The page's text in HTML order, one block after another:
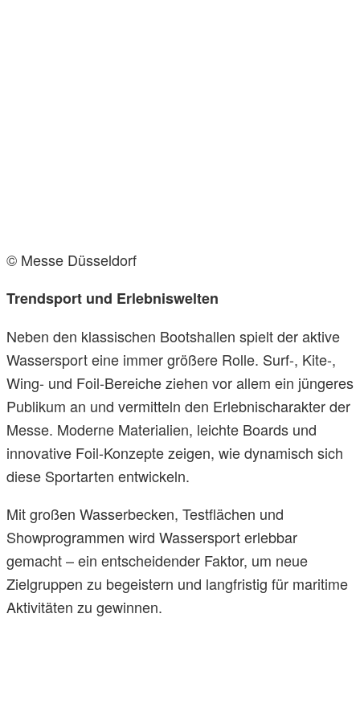
© Messe Düsseldorf
Trendsport und Erlebniswelten
Neben den klassischen Bootshallen spielt der aktive
Wassersport eine immer größere Rolle. Surf-, Kite-,
Wing- und Foil-Bereiche ziehen vor allem ein jüngeres
Publikum an und vermitteln den Erlebnischarakter der
Messe. Moderne Materialien, leichte Boards und
innovative Foil-Konzepte zeigen, wie dynamisch sich
diese Sportarten entwickeln.
Mit großen Wasserbecken, Testflächen und
Showprogrammen wird Wassersport erlebbar
gemacht – ein entscheidender Faktor, um neue
Zielgruppen zu begeistern und langfristig für maritime
Aktivitäten zu gewinnen.